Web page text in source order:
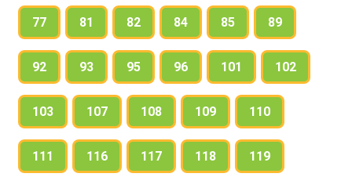
77 81 82 84 85 89
92 93 95 96 101 102
103 107 108 109 110
111 116 117 118 119